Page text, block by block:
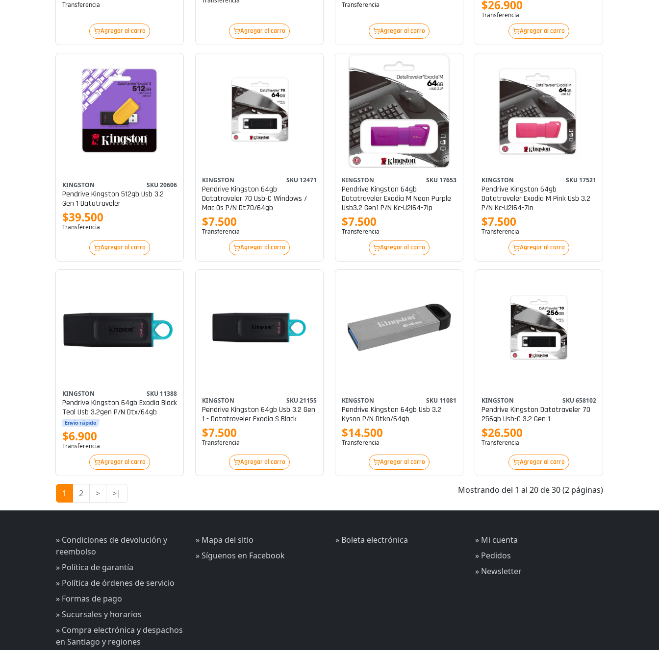
Transferencia
Agregar al carro Agregar al carro
Transferencia
Agregar al carro
$26.900
Transferencia
Agregar al carro
KINGSTON SKU 20606
Pendrive Kingston 512gb Usb 3.2
Gen 1 Datatraveler
$39.500
Transferencia
Agregar al carro
KINGSTON SKU 12471
Pendrive Kingston 64gb
Datatraveler 70 Usb-C Windows /
Mac Os P/n Dt70/64gb
$7.500
Transferencia
Agregar al carro
KINGSTON SKU 17653
Pendrive Kingston 64gb
Datatraveler Exodia M Neon Purple
Usb3.2 Gen1 P/n Kc-U2l64-7lp
$7.500
Transferencia
Agregar al carro
KINGSTON SKU 17521
Pendrive Kingston 64gb
Datatraveler Exodia M Pink Usb 3.2
P/n Kc-U2l64-7ln
$7.500
Transferencia
Agregar al carro
KINGSTON SKU 11388
Pendrive Kingston 64gb Exodia Black
Teal Usb 3.2gen P/n Dtx/64gb
Envío rápido
$6.900
Transferencia
Agregar al carro
KINGSTON SKU 21155
Pendrive Kingston 64gb Usb 3.2 Gen
1 - Datatraveler Exodia S Black
$7.500
Transferencia
Agregar al carro
KINGSTON SKU 11081
Pendrive Kingston 64gb Usb 3.2
Kyson P/n Dtkn/64gb
$14.500
Transferencia
Agregar al carro
KINGSTON SKU 658102
Pendrive Kingston Datatraveler 70
256gb Usb-C 3.2 Gen 1
$26.500
Transferencia
Agregar al carro
1 2 > >| Mostrando del 1 al 20 de 30 (2 páginas)
» Condiciones de devolución y
reembolso
» Política de garantía
» Política de órdenes de servicio
» Formas de pago
» Sucursales y horarios
» Compra electrónica y despachos
en Santiago y regiones
» Mapa del sitio
» Síguenos en Facebook
» Boleta electrónica
» Mi cuenta
» Pedidos
» Newsletter